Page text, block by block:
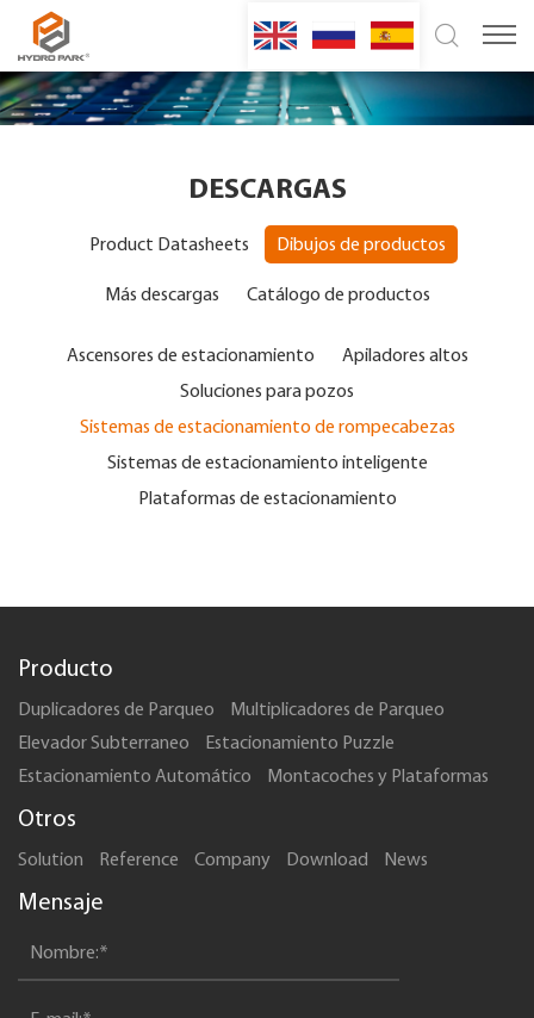
DESCARGAS
Product Datasheets Dibujos de productos
Más descargas Catálogo de productos
Ascensores de estacionamiento
Apiladores altos
Soluciones para pozos
Sistemas de estacionamiento de rompecabezas
Sistemas de estacionamiento inteligente
Plataformas de estacionamiento
Producto
Duplicadores de Parqueo
Multiplicadores de Parqueo
Elevador Subterraneo
Estacionamiento Puzzle
Estacionamiento Automático
Montacoches y Plataformas
Otros
Solution Reference Company Download News
Mensaje